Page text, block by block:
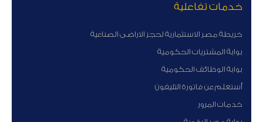
خدمات تفاعلية
خريطة مصر الاستثمارية لحجز الاراضى الصناعية
بوابة المشتريات الحكومية
بوابة الوظائف الحكومية
أستعلم عن فاتورة التليفون
خدمات المرور